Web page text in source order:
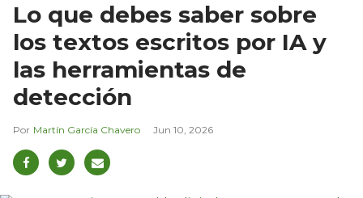
Lo que debes saber sobre
los textos escritos por IA y
las herramientas de
detección
Martín García Chavero Jun 10, 2026